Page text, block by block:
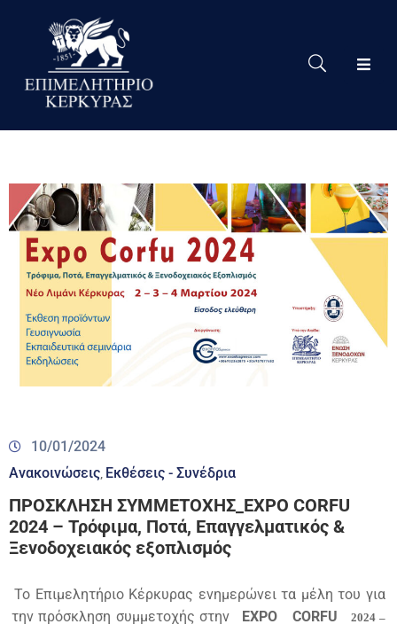
Το
Eπιμελητήριο
Νέα
Υπηρεσίες
Ειδική
Πληροφόρηση
Χρήσιμες
Συνδέσεις
10/01/2024
Ανακοινώσεις Εκθέσεις - Συνέδρια
ΠΡΟΣΚΛΗΣΗ ΣΥΜΜΕΤΟΧΗΣ_EXPO CORFU
2024 – Τρόφιμα, Ποτά, Επαγγελματικός &
Ξενοδοχειακός εξοπλισμός
Το Επιμελητήριο Κέρκυρας ενημερώνει τα μέλη του για
την πρόσκληση συμμετοχής στην
EXPO CORFU
2024 –